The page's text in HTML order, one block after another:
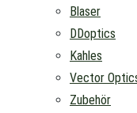
Blaser
DDoptics
Kahles
Vector
Zubehör